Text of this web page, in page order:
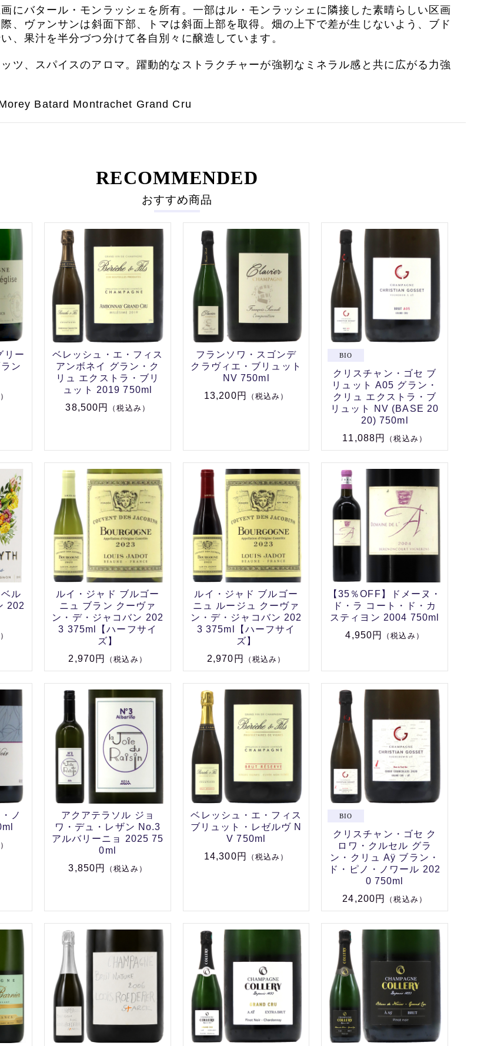
にバタール・モンラッシェを所有。一部はル・モンラッシェに隣接した素晴らしい区画
、
ヴァンサンは斜面下部、トマは斜面上部を取得。 畑の上下で差が生じないよう、ブド
、果汁を半分づつ分けて各自別々に醸造しています。
ツ、スパイスのアロマ。躍動的なストラクチャーが強靭なミネラル感と共に広がる力強
Batard Montrachet Grand Cru
RECOMMENDED
おすすめ商品
リー
ン
ベレッシュ・エ・フィス
アンボネイ グラン・ク
リュ エクストラ・ブリ
ュット 2019 750ml
38,500円
（税込み）
フランソワ・スゴンデ
クラヴィエ・ブリュット
NV 750ml
13,200円
（税込み）
クリスチャン・ゴセ ブ
リュット A05 グラン・
クリュ エクストラ・ブ
リュット NV (BASE 20
20) 750ml
11,088円
（税込み）
ル
202
ルイ・ジャド ブルゴー
ニュ ブラン クーヴァ
ン・デ・ジャコバン 202
3 375ml【ハーフサイ
ズ】
2,970円
（税込み）
ルイ・ジャド ブルゴー
ニュ ルージュ クーヴァ
ン・デ・ジャコバン 202
3 375ml【ハーフサイ
ズ】
2,970円
（税込み）
【35％OFF】ドメーヌ・
ド・ラ コート・ド・カ
スティヨン 2004 750ml
4,950円
（税込み）
ノ
アクアテラソル ジョ
ワ・デュ・レザン No.3
アルバリーニョ 2025 75
0ml
3,850円
（税込み）
ベレッシュ・エ・フィス
ブリュット・レゼルヴ N
V 750ml
14,300円
（税込み）
クリスチャン・ゴセ ク
ロワ・クルセル グラ
ン・クリュ Aÿ ブラン・
ド・ピノ・ノワール 202
0 750ml
24,200円
（税込み）